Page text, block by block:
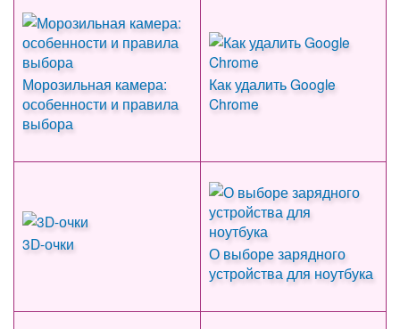
Морозильная камера:
особенности и правила
выбора
Как удалить Google
Chrome
3D-очки
О выборе зарядного
устройства для ноутбука